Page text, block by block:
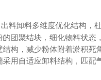
料卸料多维度优化结构，
团聚结块，细化物料状态
构，减少粉体附着淤积死
用自适应卸料结构，匹配